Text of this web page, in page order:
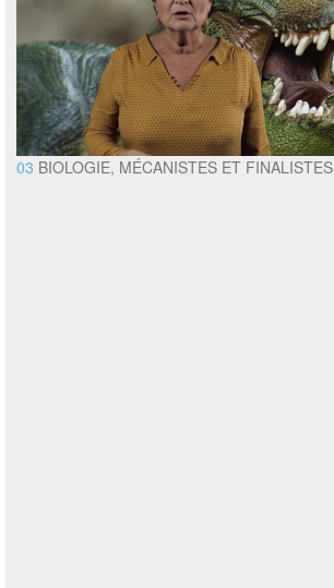
03 BIOLOGIE, MÉCANISTES ET FINALISTES